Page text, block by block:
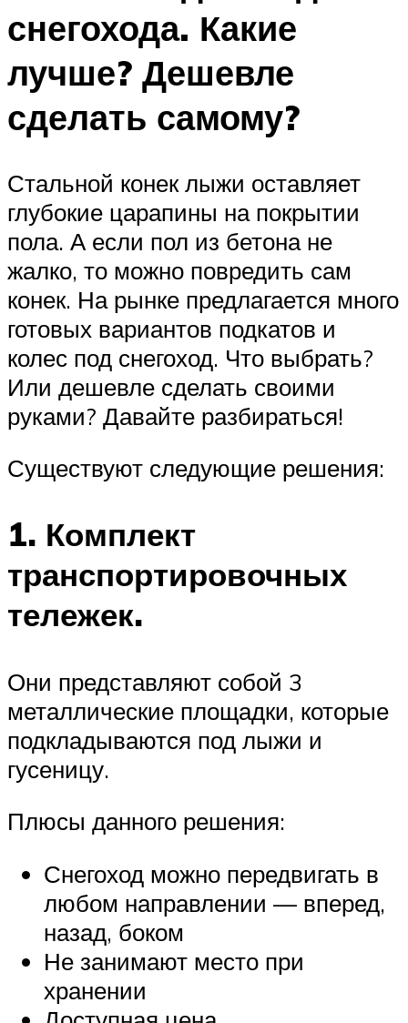
снегохода. Какие
лучше? Дешевле
сделать самому?
Стальной конек лыжи оставляет
глубокие царапины на покрытии
пола. А если пол из бетона не
жалко, то можно повредить сам
конек. На рынке предлагается много
готовых вариантов подкатов и
колес под снегоход. Что выбрать?
Или дешевле сделать своими
руками? Давайте разбираться!
Существуют следующие решения:
1. Комплект
транспортировочных
тележек.
Они представляют собой 3
металлические площадки, которые
подкладываются под лыжи и
гусеницу.
Плюсы данного решения:
Снегоход можно передвигать в
любом направлении — вперед,
назад, боком
Не занимают место при
хранении